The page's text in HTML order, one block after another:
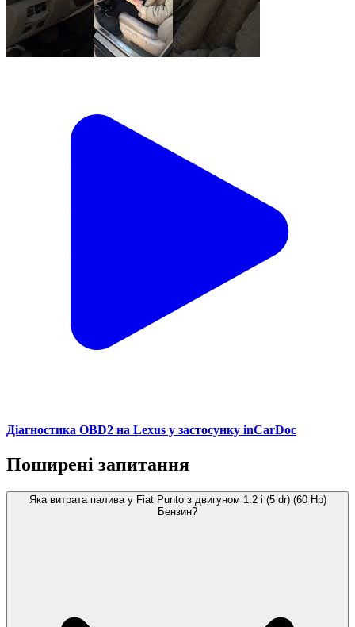
Діагностика OBD2 на Lexus у застосунку inCarDoc
Поширені запитання
Яка витрата палива у Fiat Punto з двигуном 1.2 i (5 dr) (60 Hp)
Бензин?